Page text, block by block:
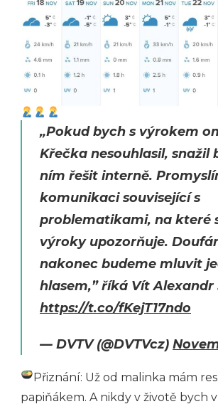
„Pokud bych s výrokem
Křečka nesouhlasil, snažil
ním řešit interně.
komunikaci související s
problematikami, na které
výroky upozorňuje.
nakonec budeme mluvit
hlasem,” říká Vít Alexandr
https://t.co/fKejT17ndo
— DVTV (@DVTVcz)
Přiznání: Už od malinka mám
papiňákem. A nikdy v životě bych